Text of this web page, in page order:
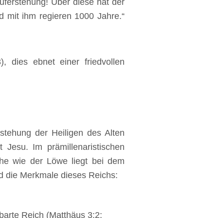
Über diese hat der
mit ihm regieren 1000 Jahre.“
dies ebnet einer friedvollen
der Heiligen des Alten
Jesu. Im prämillenaristischen
wie der Löwe liegt bei dem
die Merkmale dieses Reichs:
Reich (Matthäus 3:2;